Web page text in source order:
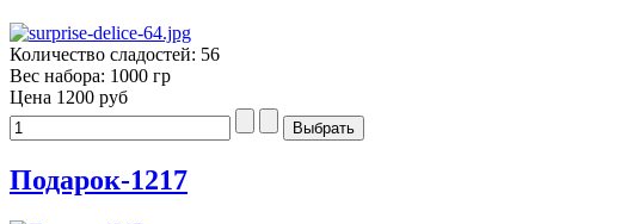
Количество сладостей: 56
Вес набора: 1000 гр
Цена 1200 руб
Подарок-1217